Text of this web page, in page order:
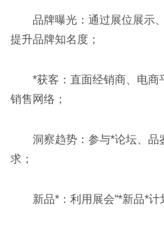
品牌曝光‌：通过展位展示
提升品牌知名度；
*获客‌：直面经销商、电商
销售网络；
洞察趋势‌：参与*论坛、品
求；
新品*‌：利用展会“*新品*计